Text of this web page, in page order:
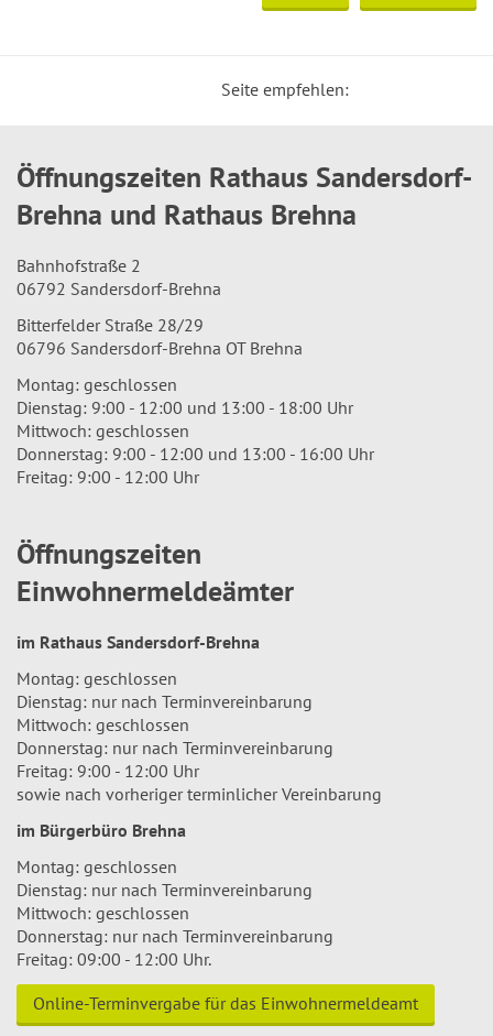
Seite empfehlen:
Öffnungszeiten Rathaus Sandersdorf-
Brehna und Rathaus Brehna
Bahnhofstraße 2
06792 Sandersdorf-Brehna
Bitterfelder Straße 28/29
06796 Sandersdorf-Brehna OT Brehna
Montag: geschlossen
Dienstag: 9:00 - 12:00 und 13:00 - 18:00 Uhr
Mittwoch: geschlossen
Donnerstag: 9:00 - 12:00 und 13:00 - 16:00 Uhr
Freitag: 9:00 - 12:00 Uhr
Öffnungszeiten
Einwohnermeldeämter
im Rathaus Sandersdorf-Brehna
Montag: geschlossen
Dienstag: nur nach Terminvereinbarung
Mittwoch: geschlossen
Donnerstag: nur nach Terminvereinbarung
Freitag: 9:00 - 12:00 Uhr
sowie nach vorheriger terminlicher Vereinbarung
im Bürgerbüro Brehna
Montag: geschlossen
Dienstag: nur nach Terminvereinbarung
Mittwoch: geschlossen
Donnerstag: nur nach Terminvereinbarung
Freitag: 09:00 - 12:00 Uhr.
Online-Terminvergabe für das Einwohnermeldeamt